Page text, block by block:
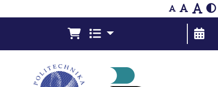
Bibliografia Prac Pracowników - Biblioteka